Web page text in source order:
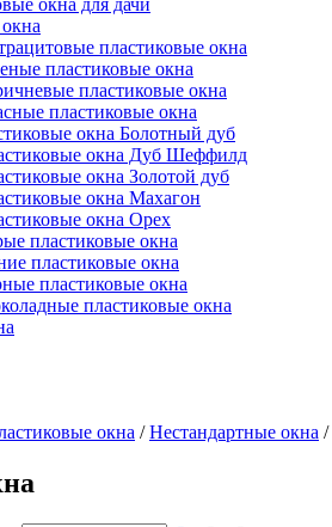
окна для дачи
пластиковые окна
пластиковые окна
пластиковые окна
пластиковые окна
окна Болотный дуб
окна Дуб Шеффилд
окна Золотой дуб
окна Махагон
окна Орех
пластиковые окна
пластиковые окна
пластиковые окна
пластиковые окна
окна /Нестандартные окна /